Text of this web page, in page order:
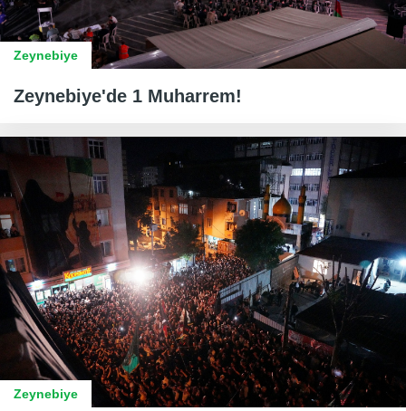
Zeynebiye
Zeynebiye'de 1 Muharrem!
Zeynebiye